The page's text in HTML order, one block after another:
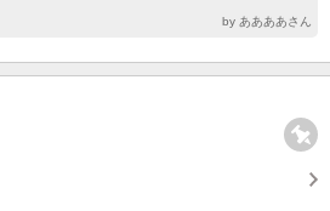
by ああああさん